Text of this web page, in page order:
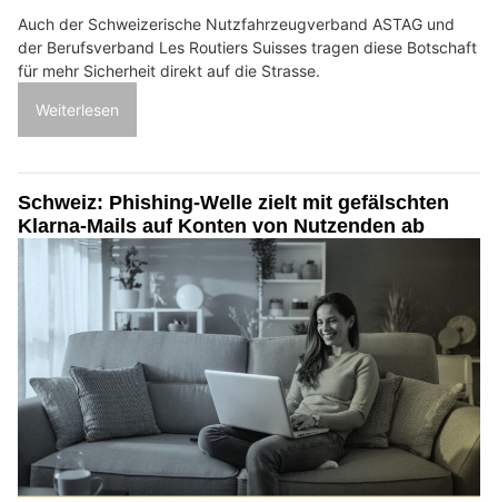
Auch der Schweizerische Nutzfahrzeugverband ASTAG und
der Berufsverband Les Routiers Suisses tragen diese Botschaft
für mehr Sicherheit direkt auf die Strasse.
Weiterlesen
Schweiz: Phishing-Welle zielt mit gefälschten
Klarna-Mails auf Konten von Nutzenden ab